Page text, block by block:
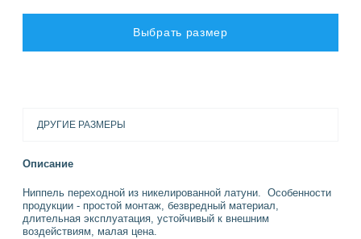
Выбрать размер
ДРУГИЕ РАЗМЕРЫ
Описание
Ниппель переходной из никелированной латуни. Особенности
продукции - простой монтаж, безвредный материал,
длительная эксплуатация, устойчивый к внешним
воздействиям, малая цена.